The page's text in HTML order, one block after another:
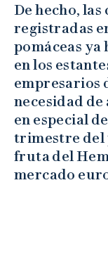
De hecho, las
registradas
pomáceas
en los
empresarios
necesidad
en especial
trimestre del
fruta del
mercado